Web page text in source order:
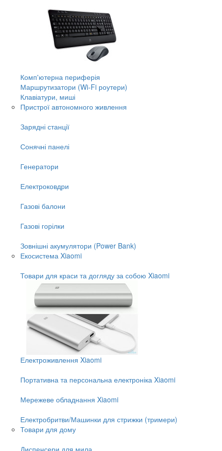
Комп'ютерна периферія
Маршрутизатори (Wi-Fi роутери)
Клавіатури, миші
Пристрої автономного живлення
Зарядні станції
Сонячні панелі
Генератори
Електроковдри
Газові балони
Газові горілки
Зовнішні акумулятори (Power Bank)
Екосистема Xiaomi
Товари для краси та догляду за собою Xiaomi
Електроживлення Xiaomi
Портативна та персональна електроніка Xiaomi
Мережеве обладнання Xiaomi
Електробритви/Машинки для стрижки (тримери)
Товари для дому
Диспенсери для мила